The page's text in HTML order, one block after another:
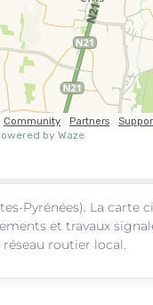
Pyrénées). La carte
et travaux
routier local.